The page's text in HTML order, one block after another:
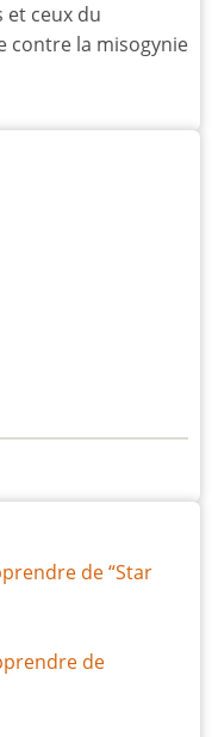
et ceux du
contre la misogynie
de “Star
de